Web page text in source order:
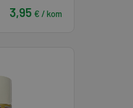
3,95 € / kom